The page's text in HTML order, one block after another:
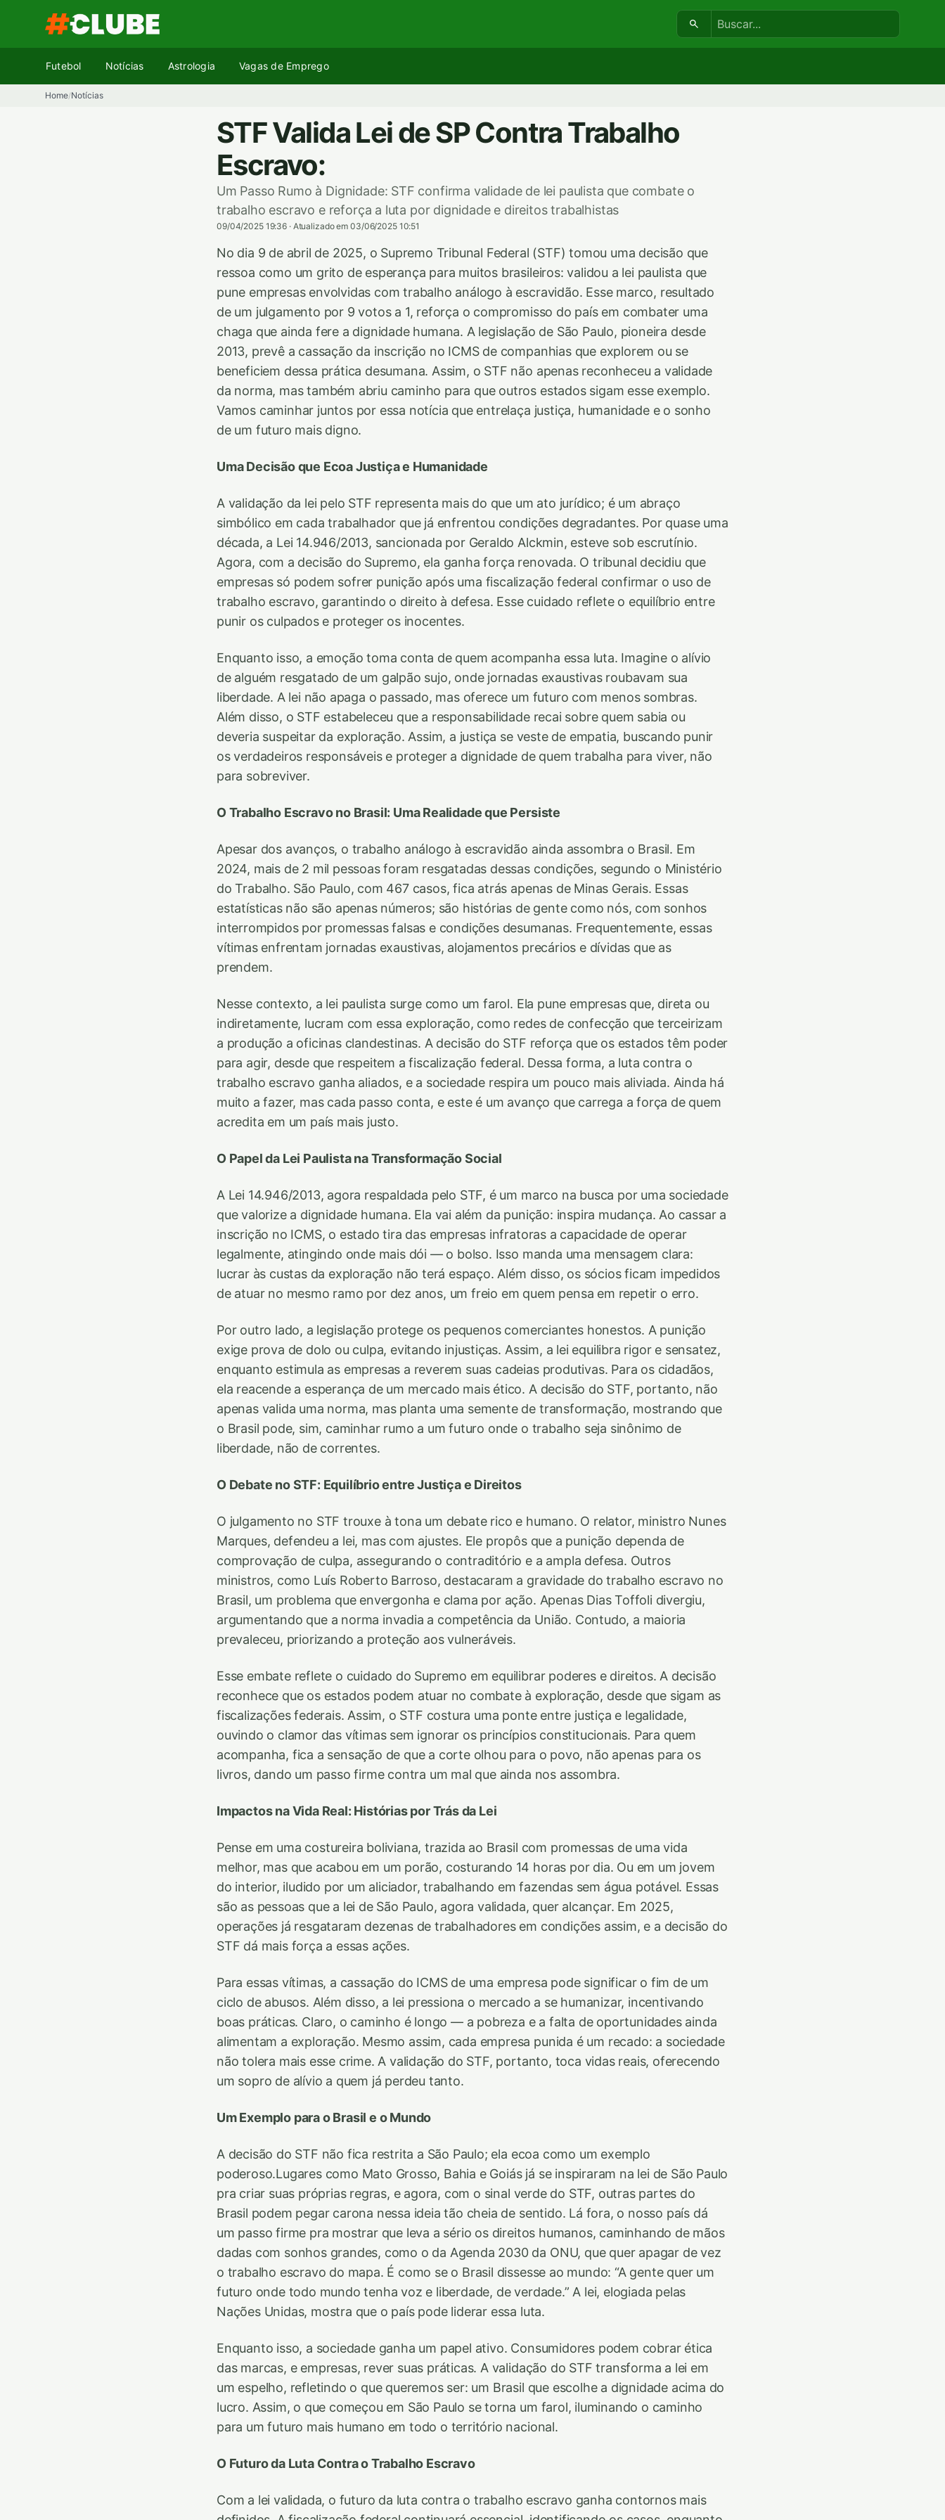
conteúdo
Buscar:
Futebol Notícias Astrologia Vagas de Emprego
Home/Notícias
STF Valida Lei de SP Contra Trabalho
Escravo:
Um Passo Rumo à Dignidade: STF confirma validade de lei paulista que combate o
trabalho escravo e reforça a luta por dignidade e direitos trabalhistas
09/04/2025 19:36 · Atualizado em 03/06/2025 10:51
No dia 9 de abril de 2025, o Supremo Tribunal Federal (STF) tomou uma decisão que
ressoa como um grito de esperança para muitos brasileiros: validou a lei paulista que
pune empresas envolvidas com trabalho análogo à escravidão. Esse marco, resultado
de um julgamento por 9 votos a 1, reforça o compromisso do país em combater uma
chaga que ainda fere a dignidade humana. A legislação de São Paulo, pioneira desde
2013, prevê a cassação da inscrição no ICMS de companhias que explorem ou se
beneficiem dessa prática desumana. Assim, o STF não apenas reconheceu a validade
da norma, mas também abriu caminho para que outros estados sigam esse exemplo.
Vamos caminhar juntos por essa notícia que entrelaça justiça, humanidade e o sonho
de um futuro mais digno.
Uma Decisão que Ecoa Justiça e Humanidade
A validação da lei pelo STF representa mais do que um ato jurídico; é um abraço
simbólico em cada trabalhador que já enfrentou condições degradantes. Por quase uma
década, a Lei 14.946/2013, sancionada por Geraldo Alckmin, esteve sob escrutínio.
Agora, com a decisão do Supremo, ela ganha força renovada. O tribunal decidiu que
empresas só podem sofrer punição após uma fiscalização federal confirmar o uso de
trabalho escravo, garantindo o direito à defesa. Esse cuidado reflete o equilíbrio entre
punir os culpados e proteger os inocentes.
Enquanto isso, a emoção toma conta de quem acompanha essa luta. Imagine o alívio
de alguém resgatado de um galpão sujo, onde jornadas exaustivas roubavam sua
liberdade. A lei não apaga o passado, mas oferece um futuro com menos sombras.
Além disso, o STF estabeleceu que a responsabilidade recai sobre quem sabia ou
deveria suspeitar da exploração. Assim, a justiça se veste de empatia, buscando punir
os verdadeiros responsáveis e proteger a dignidade de quem trabalha para viver, não
para sobreviver.
O Trabalho Escravo no Brasil: Uma Realidade que Persiste
Apesar dos avanços, o trabalho análogo à escravidão ainda assombra o Brasil. Em
2024, mais de 2 mil pessoas foram resgatadas dessas condições, segundo o Ministério
do Trabalho. São Paulo, com 467 casos, fica atrás apenas de Minas Gerais. Essas
estatísticas não são apenas números; são histórias de gente como nós, com sonhos
interrompidos por promessas falsas e condições desumanas. Frequentemente, essas
vítimas enfrentam jornadas exaustivas, alojamentos precários e dívidas que as
prendem.
Nesse contexto, a lei paulista surge como um farol. Ela pune empresas que, direta ou
indiretamente, lucram com essa exploração, como redes de confecção que terceirizam
a produção a oficinas clandestinas. A decisão do STF reforça que os estados têm poder
para agir, desde que respeitem a fiscalização federal. Dessa forma, a luta contra o
trabalho escravo ganha aliados, e a sociedade respira um pouco mais aliviada. Ainda há
muito a fazer, mas cada passo conta, e este é um avanço que carrega a força de quem
acredita em um país mais justo.
O Papel da Lei Paulista na Transformação Social
A Lei 14.946/2013, agora respaldada pelo STF, é um marco na busca por uma sociedade
que valorize a dignidade humana. Ela vai além da punição: inspira mudança. Ao cassar a
inscrição no ICMS, o estado tira das empresas infratoras a capacidade de operar
legalmente, atingindo onde mais dói — o bolso. Isso manda uma mensagem clara:
lucrar às custas da exploração não terá espaço. Além disso, os sócios ficam impedidos
de atuar no mesmo ramo por dez anos, um freio em quem pensa em repetir o erro.
Por outro lado, a legislação protege os pequenos comerciantes honestos. A punição
exige prova de dolo ou culpa, evitando injustiças. Assim, a lei equilibra rigor e sensatez,
enquanto estimula as empresas a reverem suas cadeias produtivas. Para os cidadãos,
ela reacende a esperança de um mercado mais ético. A decisão do STF, portanto, não
apenas valida uma norma, mas planta uma semente de transformação, mostrando que
o Brasil pode, sim, caminhar rumo a um futuro onde o trabalho seja sinônimo de
liberdade, não de correntes.
O Debate no STF: Equilíbrio entre Justiça e Direitos
O julgamento no STF trouxe à tona um debate rico e humano. O relator, ministro Nunes
Marques, defendeu a lei, mas com ajustes. Ele propôs que a punição dependa de
comprovação de culpa, assegurando o contraditório e a ampla defesa. Outros
ministros, como Luís Roberto Barroso, destacaram a gravidade do trabalho escravo no
Brasil, um problema que envergonha e clama por ação. Apenas Dias Toffoli divergiu,
argumentando que a norma invadia a competência da União. Contudo, a maioria
prevaleceu, priorizando a proteção aos vulneráveis.
Esse embate reflete o cuidado do Supremo em equilibrar poderes e direitos. A decisão
reconhece que os estados podem atuar no combate à exploração, desde que sigam as
fiscalizações federais. Assim, o STF costura uma ponte entre justiça e legalidade,
ouvindo o clamor das vítimas sem ignorar os princípios constitucionais. Para quem
acompanha, fica a sensação de que a corte olhou para o povo, não apenas para os
livros, dando um passo firme contra um mal que ainda nos assombra.
Impactos na Vida Real: Histórias por Trás da Lei
Pense em uma costureira boliviana, trazida ao Brasil com promessas de uma vida
melhor, mas que acabou em um porão, costurando 14 horas por dia. Ou em um jovem
do interior, iludido por um aliciador, trabalhando em fazendas sem água potável. Essas
são as pessoas que a lei de São Paulo, agora validada, quer alcançar. Em 2025,
operações já resgataram dezenas de trabalhadores em condições assim, e a decisão do
STF dá mais força a essas ações.
Para essas vítimas, a cassação do ICMS de uma empresa pode significar o fim de um
ciclo de abusos. Além disso, a lei pressiona o mercado a se humanizar, incentivando
boas práticas. Claro, o caminho é longo — a pobreza e a falta de oportunidades ainda
alimentam a exploração. Mesmo assim, cada empresa punida é um recado: a sociedade
não tolera mais esse crime. A validação do STF, portanto, toca vidas reais, oferecendo
um sopro de alívio a quem já perdeu tanto.
Um Exemplo para o Brasil e o Mundo
A decisão do STF não fica restrita a São Paulo; ela ecoa como um exemplo
poderoso.Lugares como Mato Grosso, Bahia e Goiás já se inspiraram na lei de São Paulo
pra criar suas próprias regras, e agora, com o sinal verde do STF, outras partes do
Brasil podem pegar carona nessa ideia tão cheia de sentido. Lá fora, o nosso país dá
um passo firme pra mostrar que leva a sério os direitos humanos, caminhando de mãos
dadas com sonhos grandes, como o da Agenda 2030 da ONU, que quer apagar de vez
o trabalho escravo do mapa. É como se o Brasil dissesse ao mundo: “A gente quer um
futuro onde todo mundo tenha voz e liberdade, de verdade.” A lei, elogiada pelas
Nações Unidas, mostra que o país pode liderar essa luta.
Enquanto isso, a sociedade ganha um papel ativo. Consumidores podem cobrar ética
das marcas, e empresas, rever suas práticas. A validação do STF transforma a lei em
um espelho, refletindo o que queremos ser: um Brasil que escolhe a dignidade acima do
lucro. Assim, o que começou em São Paulo se torna um farol, iluminando o caminho
para um futuro mais humano em todo o território nacional.
O Futuro da Luta Contra o Trabalho Escravo
Com a lei validada, o futuro da luta contra o trabalho escravo ganha contornos mais